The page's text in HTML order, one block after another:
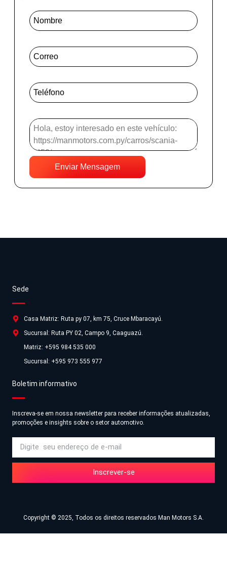
Enviar Mensagem
Sede
Casa Matriz: Ruta py 07, km 75, Cruce Mbaracayú.
Sucursal: Ruta PY 02, Campo 9, Caaguazú.
Matriz: +595 984 535 000
Sucursal: +595 973 555 977
Boletim informativo
Inscreva-se em nossa newsletter para receber informações atualizadas,
promoções e insights sobre o setor automotivo.
Inscrever-se
Copyright © 2025, Todos os direitos reservados Man Motors S.A.